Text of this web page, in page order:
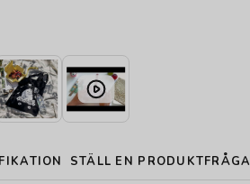
STÄLL EN PRODUKTFRÅGA